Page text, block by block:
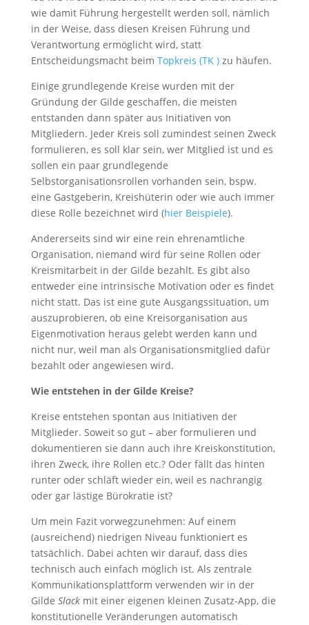
wie damit Führung hergestellt werden soll, nämlich
in der Weise, dass diesen Kreisen Führung und
Verantwortung ermöglicht wird, statt
Entscheidungsmacht beim Topkreis (TK )zu häufen.
Einige grundlegende Kreise wurden mit der
Gründung der Gilde geschaffen, die meisten
entstanden dann später aus Initiativen von
Mitgliedern. Jeder Kreis soll zumindest seinen Zweck
formulieren, es soll klar sein, wer Mitglied ist und es
sollen ein paar grundlegende
Selbstorganisationsrollen vorhanden sein, bspw.
eine Gastgeberin, Kreishüterin oder wie auch immer
diese Rolle bezeichnet wird (hier Beispiele).
Andererseits sind wir eine rein ehrenamtliche
Organisation, niemand wird für seine Rollen oder
Kreismitarbeit in der Gilde bezahlt. Es gibt also
entweder eine intrinsische Motivation oder es findet
nicht statt. Das ist eine gute Ausgangssituation, um
auszuprobieren, ob eine Kreisorganisation aus
Eigenmotivation heraus gelebt werden kann und
nicht nur, weil man als Organisationsmitglied dafür
bezahlt oder angewiesen wird.
Wie entstehen in der Gilde Kreise?
Kreise entstehen spontan aus Initiativen der
Mitglieder. Soweit so gut – aber formulieren und
dokumentieren sie dann auch ihre Kreiskonstitution,
ihren Zweck, ihre Rollen etc.? Oder fällt das hinten
runter oder schläft wieder ein, weil es nachrangig
oder gar lästige Bürokratie ist?
Um mein Fazit vorwegzunehmen: Auf einem
(ausreichend) niedrigen Niveau funktioniert es
tatsächlich. Dabei achten wir darauf, dass dies
technisch auch einfach möglich ist. Als zentrale
Kommunikationsplattform verwenden wir in der
Gilde Slackmit einer eigenen kleinen Zusatz-App, die
konstitutionelle Veränderungen automatisch